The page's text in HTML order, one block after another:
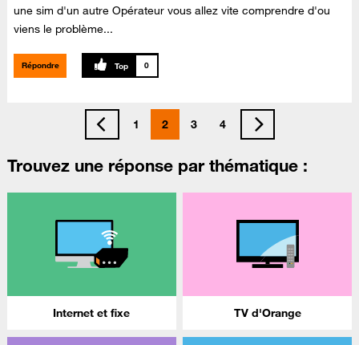
une sim d'un autre Opérateur vous allez vite comprendre d'ou
viens le problème...
Répondre 0
1 2 3 4
Trouvez une réponse par thématique :
Internet et fixe TV d'Orange